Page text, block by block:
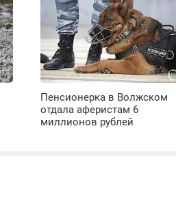
Пенсионерка в Волжском
отдала аферистам 6
миллионов рублей